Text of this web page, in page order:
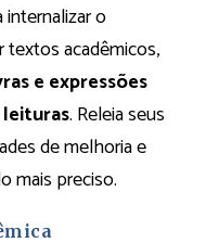
internalizar o
textos acadêmicos,
e expressões
. Releia seus
de melhoria e
mais preciso.